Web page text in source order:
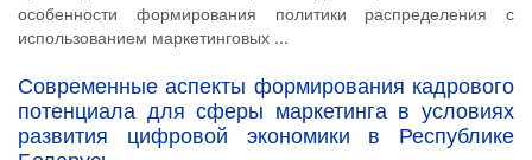
особенности формирования политики распределения с
использованием маркетинговых ...
Современные аспекты формирования кадрового
потенциала для сферы маркетинга в условиях
развития цифровой экономики в Республике